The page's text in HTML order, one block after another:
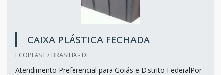
CAIXA PLÁSTICA FECHADA
ECOPLAST / BRASILIA - DF
Atendimento Preferencial para Goiás e Distrito FederalPor